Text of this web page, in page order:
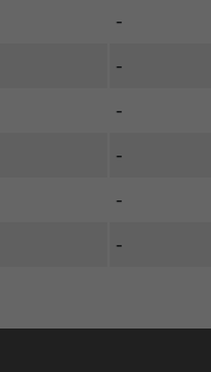
-
-
-
-
-
-